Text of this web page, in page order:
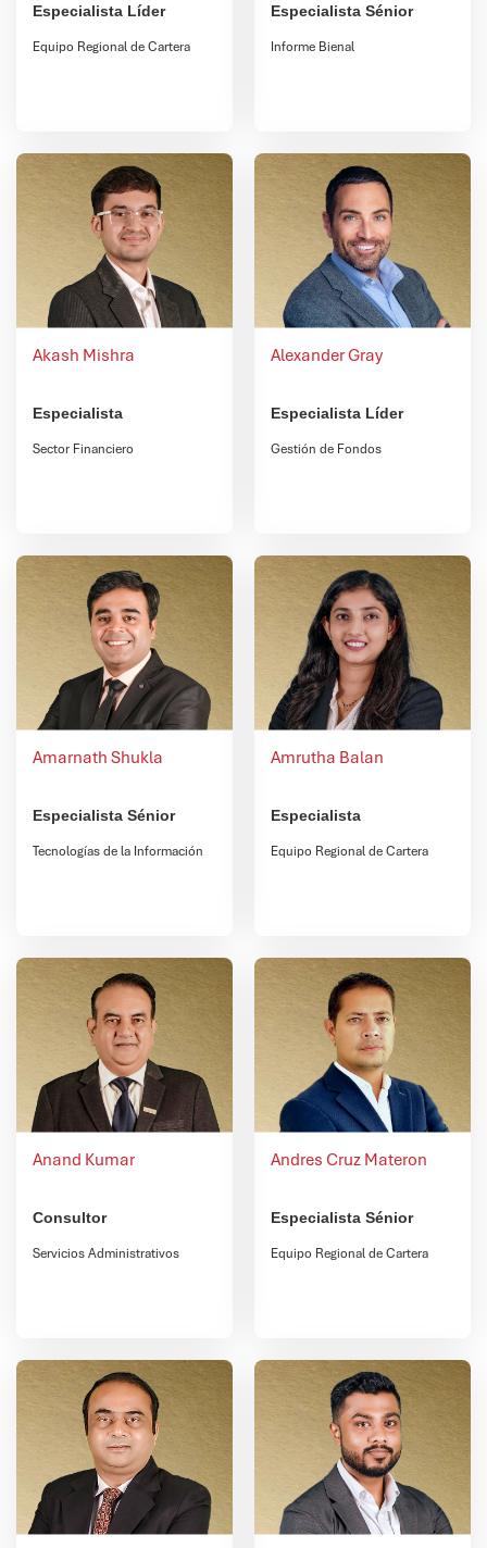
Especialista Líder
Equipo Regional de Cartera
Especialista Sénior
Informe Bienal
Akash Mishra
Especialista
Sector Financiero
Alexander Gray
Especialista Líder
Gestión de Fondos
Amarnath Shukla
Especialista Sénior
Tecnologías de la Información
Amrutha Balan
Especialista
Equipo Regional de Cartera
Anand Kumar
Consultor
Servicios Administrativos
Andres Cruz Materon
Especialista Sénior
Equipo Regional de Cartera